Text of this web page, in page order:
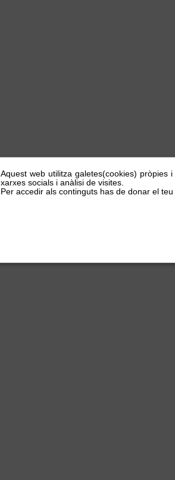
Aquest web utilitza galetes(cookies) pròpies
xarxes socials i anàlisi de visites.
Per accedir als continguts has de donar el